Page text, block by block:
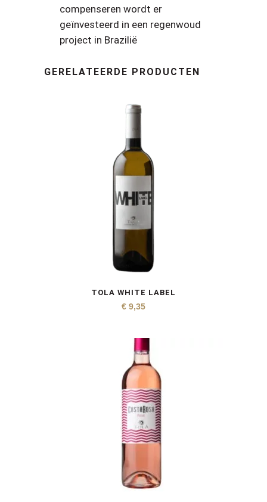
compenseren wordt er
geïnvesteerd in een regenwoud
project in Brazilië
GERELATEERDE PRODUCTEN
TOLA WHITE LABEL
€ 9,35